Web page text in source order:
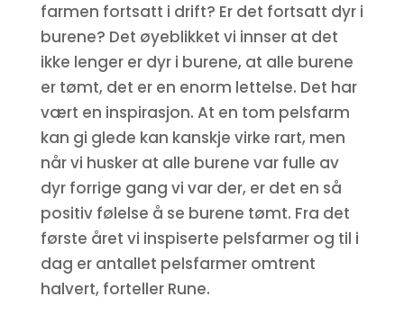
farmen fortsatt i drift? Er det fortsatt dyr i
burene? Det øyeblikket vi innser at det
ikke lenger er dyr i burene, at alle burene
er tømt, det er en enorm lettelse. Det har
vært en inspirasjon. At en tom pelsfarm
kan gi glede kan kanskje virke rart, men
når vi husker at alle burene var fulle av
dyr forrige gang vi var der, er det en så
positiv følelse å se burene tømt. Fra det
første året vi inspiserte pelsfarmer og til i
dag er antallet pelsfarmer omtrent
halvert, forteller Rune.